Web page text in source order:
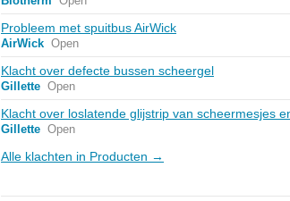
Probleem met spuitbus AirWick
AirWick Open
Klacht over defecte bussen scheergel
Gillette Open
Klacht over loslatende glijstrip van scheermesjes
Gillette Open
Alle klachten in Producten →